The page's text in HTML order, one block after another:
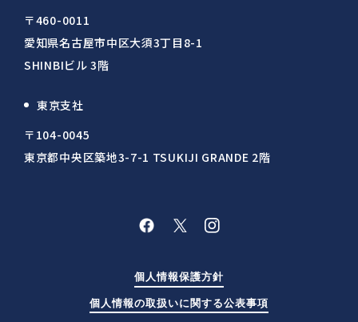
〒460-0011
愛知県名古屋市中区大須3丁目8-1
SHINBIビル 3階
東京支社
〒104-0045
東京都中央区築地3-7-1 TSUKIJI GRANDE 2階
個人情報保護方針
個人情報の取扱いに関する公表事項